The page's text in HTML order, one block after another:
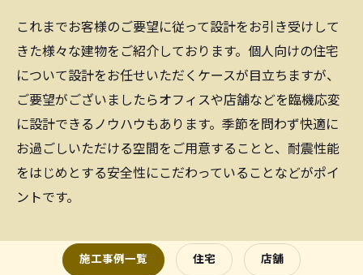
これまでお客様のご要望に従って設計をお引き受けして
きた様々な建物をご紹介しております。個人向けの住宅
について設計をお任せいただくケースが目立ちますが、
ご要望がございましたらオフィスや店舗などを臨機応変
に設計できるノウハウもあります。季節を問わず快適に
お過ごしいただける空間をご用意することと、耐震性能
をはじめとする安全性にこだわっていることなどがポイ
ントです。
施工事例一覧 住宅 店舗